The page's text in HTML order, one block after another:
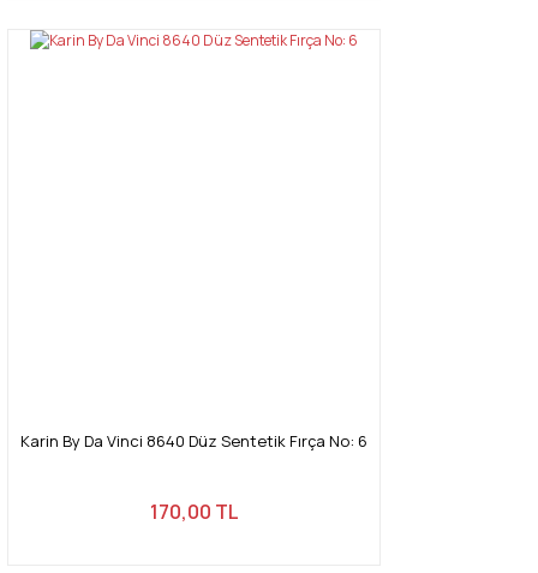
Karin By Da Vinci 8640 Düz Sentetik Fırça No: 6
170,00 TL